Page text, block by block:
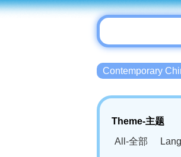
Contemporary
Theme-主题
All-全部